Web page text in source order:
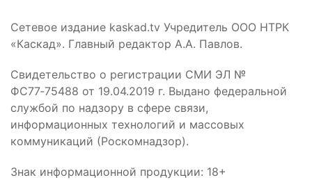
Сетевое издание kaskad.tv Учредитель ООО НТРК
«Каскад». Главный редактор А.А. Павлов.
Свидетельство о регистрации СМИ ЭЛ №
ФС77‑75488 от 19.04.2019 г. Выдано федеральной
службой по надзору в сфере связи,
информационных технологий и массовых
коммуникаций (Роскомнадзор).
Знак информационной продукции: 18+